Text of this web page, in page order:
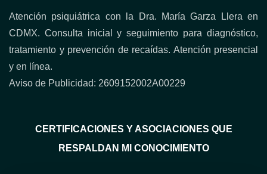
Atención psiquiátrica con la Dra. María Garza Llera en
CDMX. Consulta inicial y seguimiento para diagnóstico,
tratamiento y prevención de recaídas. Atención presencial
y en línea.
Aviso de Publicidad: 2609152002A00229
CERTIFICACIONES Y ASOCIACIONES QUE
RESPALDAN MI CONOCIMIENTO